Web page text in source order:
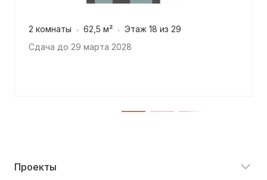
2 комнаты 62,5 м²
Этаж 18 из 29
Сдача до 29 марта 2028
Проекты